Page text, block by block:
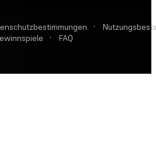
·
· FAQ